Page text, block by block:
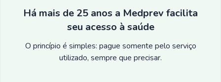
Há mais de 25 anos a Medprev facilita
seu acesso à saúde
O princípio é simples: pague somente pelo serviço
utilizado, sempre que precisar.